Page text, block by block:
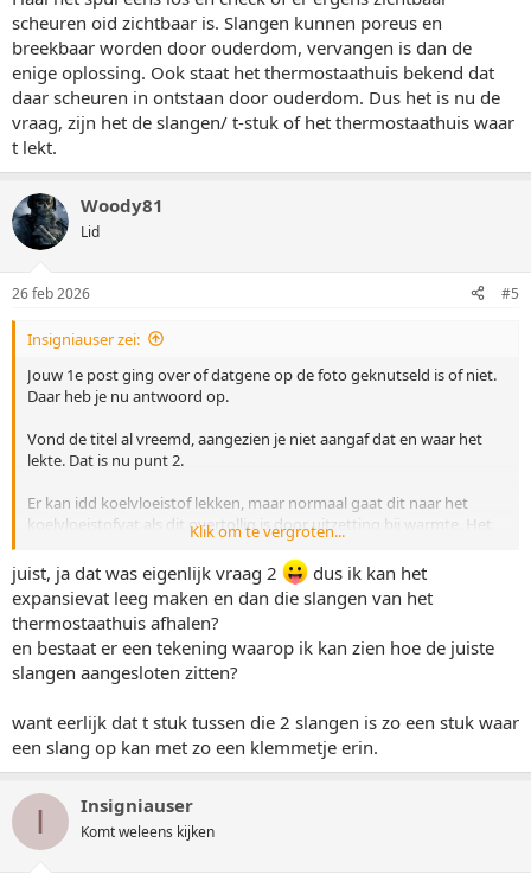
scheuren oid zichtbaar is. Slangen kunnen poreus en
breekbaar worden door ouderdom, vervangen is dan de
enige oplossing. Ook staat het thermostaathuis bekend dat
daar scheuren in ontstaan door ouderdom. Dus het is nu de
vraag, zijn het de slangen/ t-stuk of het thermostaathuis waar
t lekt.
Woody81
Lid
26 feb 2026 #5
Insigniauser zei:
Jouw 1e post ging over of datgene op de foto geknutseld is of niet.
Daar heb je nu antwoord op.
Vond de titel al vreemd, aangezien je niet aangaf dat en waar het
lekte. Dat is nu punt 2.
Er kan idd koelvloeistof lekken, maar normaal gaat dit naar het
koelvloeistofvat als dit overtollig is door uitzetting bij warmte. Het
kan meerdere oorzaken hebben dat t lekt:
- scheur in slang
- scheur of breuk in kunstsofdelen
- slangklem onvoldoende aangedraaid of klemt niet voldoende
meer (in geval van de oem klemmen)
zichtbaar is. Slangen kunnen poreus en breekbaar worden door
ouderdom, vervangen is dan de enige oplossing. Ook staat het
thermostaathuis bekend dat daar scheuren in ontstaan door
ouderdom. Dus het is nu de vraag, zijn het de slangen/ t-stuk of het
thermostaathuis waar t lekt.
Klik om te vergroten...
juist, ja dat was eigenlijk vraag 2
dus ik kan het
expansievat leeg maken en dan die slangen van het
thermostaathuis afhalen?
en bestaat er een tekening waarop ik kan zien hoe de juiste
slangen aangesloten zitten?
want eerlijk dat t stuk tussen die 2 slangen is zo een stuk waar
een slang op kan met zo een klemmetje erin.
I Insigniauser
Komt weleens kijken